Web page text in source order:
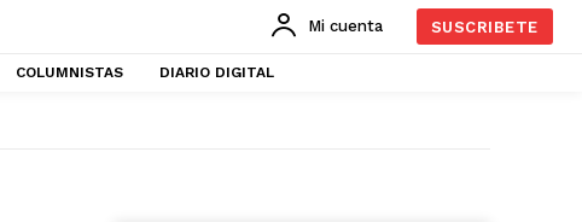
Mi cuenta SUSCRIBETE
COLUMNISTAS DIARIO DIGITAL